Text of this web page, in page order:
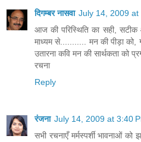
दिगम्बर नासवा July 14, 2009 at
आज की परिस्थिति का सही,
माध्यम से........... मन की पीड़ा को,
उतारना कवि मन की सार्थकता को
रचना
Reply
रंजना July 14, 2009 at 3:40
सभी रचनाएँ मर्मस्पर्शी भावनाओं